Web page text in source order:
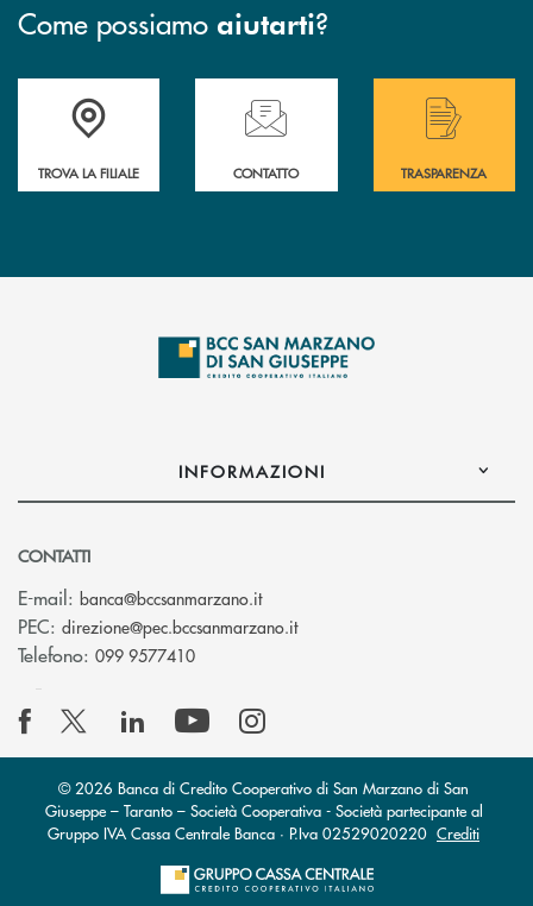
Come possiamo aiutarti?
Accedi all' elenco completo delle filiali di Bcc San Marzano.
TROVA LA FILIALE
Hai bisogno di assistenza immediata?
CONTATTO
Hai bisogno di
TRASPARENZA
INFORMAZIONI
CONTATTI
E-mail: banca@bccsanmarzano.it(si apre l’app di posta
PEC: direzione@pec.bccsanmarzano.it(si apre l’app di posta
Telefono: 099 9577410
© 2026 Banca di Credito Cooperativo di San Marzano di San
Giuseppe – Taranto – Società Cooperativa - Società partecipante al
Gruppo IVA Cassa Centrale Banca · P.Iva 02529020220 Crediti